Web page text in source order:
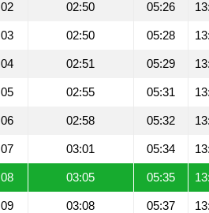
02 02:50 05:26
03 02:50 05:28
04 02:51 05:29
05 02:55 05:31
06 02:58 05:32
07 03:01 05:34
08 03:05 05:35
09 03:08 05:37